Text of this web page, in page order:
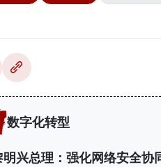
数字化转型
明兴总理：强化网络安全协